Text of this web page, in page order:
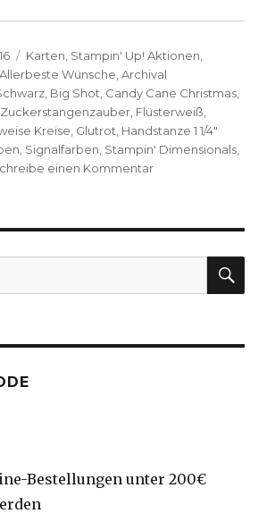
Kategorien
Karten Stampin' Up! Aktionen
Schlagwörter
Allerbeste Wünsche ,Archival
Big Shot Candy Cane Christmas
Flüsterweiß
Kreise Glutrot Handstanze 1 1/4"
Signalfarben Stampin' Dimensionals
einen Kommentarzu
Bestellungen unter 200€